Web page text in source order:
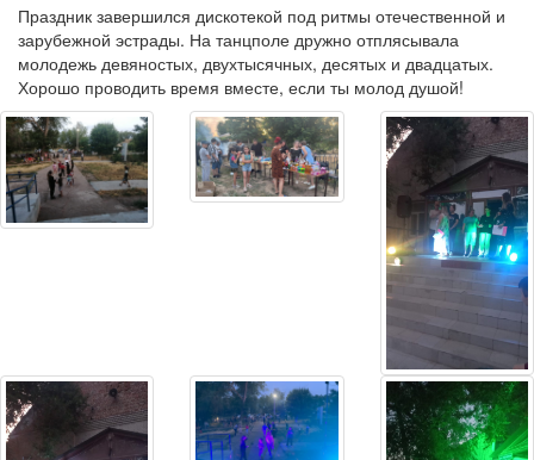
Праздник завершился дискотекой под ритмы отечественной и
зарубежной эстрады. На танцполе дружно отплясывала
молодежь девяностых, двухтысячных, десятых и двадцатых.
Хорошо проводить время вместе, если ты молод душой!